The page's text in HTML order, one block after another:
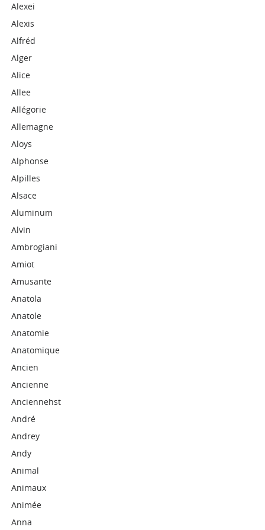
Alexei
Alexis
Alfréd
Alger
Alice
Allee
Allégorie
Allemagne
Aloys
Alphonse
Alpilles
Alsace
Aluminum
Alvin
Ambrogiani
Amiot
Amusante
Anatola
Anatole
Anatomie
Anatomique
Ancien
Ancienne
Anciennehst
André
Andrey
Andy
Animal
Animaux
Animée
Anna